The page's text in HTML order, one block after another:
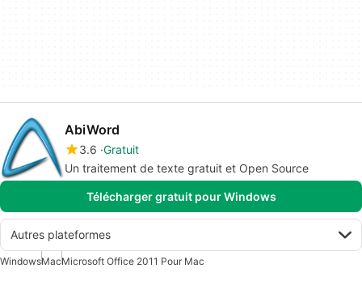
AbiWord
3.6 Gratuit
Un traitement de texte gratuit et Open Source
Télécharger gratuit pour Windows
Autres plateformes
WindowsMacMicrosoft Office 2011 Pour Mac